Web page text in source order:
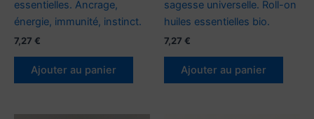
essentielles. Ancrage,
énergie, immunité, instinct.
7,27 €
Ajouter au panier
sagesse universelle. Roll-on
huiles essentielles bio.
7,27 €
Ajouter au panier